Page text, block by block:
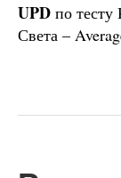
UPD по
Света –